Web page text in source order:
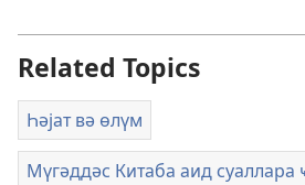
Related Topics
Һәјат вә өлүм
Мүгәддәс Китаба аид суаллара